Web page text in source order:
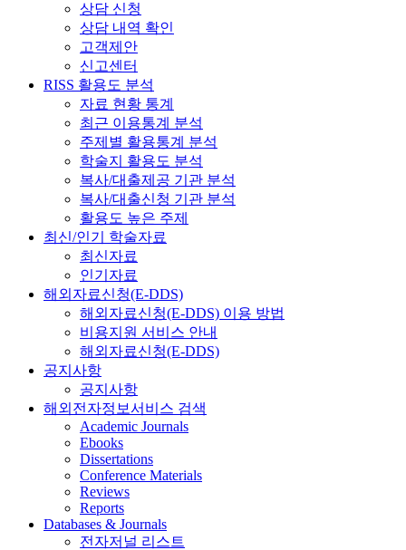
상담 신청
상담 내역 확인
고객제안
신고센터
RISS 활용도 분석
자료 현황 통계
최근 이용통계 분석
주제별 활용통계 분석
학술지 활용도 분석
복사/대출제공 기관 분석
복사/대출신청 기관 분석
활용도 높은 주제
최신/인기 학술자료
최신자료
인기자료
해외자료신청(E-DDS)
해외자료신청(E-DDS) 이용 방법
비용지원 서비스 안내
해외자료신청(E-DDS)
공지사항
공지사항
해외전자정보서비스 검색
Academic Journals
Ebooks
Dissertations
Conference Materials
Reviews
Reports
Databases & Journals
전자저널 리스트